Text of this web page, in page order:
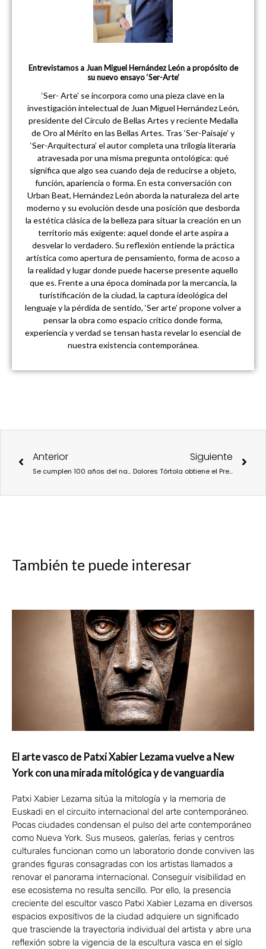
Entrevistamos a Juan Miguel Hernández León a propósito de
su nuevo ensayo ‘Ser-Arte’
‘Ser- Arte’ se incorpora como una pieza clave en la
investigación intelectual de Juan Miguel Hernández León,
presidente del Círculo de Bellas Artes y reciente Medalla
de Oro al Mérito en las Bellas Artes. Tras ‘Ser-Paisaje’ y
‘Ser-Arquitectura’ el autor completa una trilogía literaria
atravesada por una misma pregunta ontológica: qué
significa que algo sea cuando deja de reducirse a objeto,
función, apariencia o forma. En esta conversación con
Urban Beat, Hernández León aborda la naturaleza del arte
moderno y su evolución desde una posición que desborda
la estética clásica de la belleza para situar la creación en un
territorio más exigente: aquel donde el arte aspira a
desvelar lo verdadero. Su reflexión entiende la práctica
artística como apertura de pensamiento, forma de acoso a
la realidad y lugar donde puede hacerse presente aquello
que es. Frente a una época dominada por la mercancía, la
turistificación de la ciudad, la captura ideológica del
lenguaje y la pérdida de sentido, ‘Ser arte’ propone volver a
pensar la obra como espacio crítico donde forma,
experiencia y verdad se tensan hasta revelar lo esencial de
nuestra existencia contemporánea.
Anterior
Se cumplen 100 años del natalicio de Truman Capote: “Soy drogadicto y homosexual. Soy un genio”
Siguiente
Dolores Tórtola obtiene el Premio Nacional de Poesía Joven 2024 con su obra “Los dioses destruidos”
También te puede interesar
El arte vasco de Patxi Xabier Lezama vuelve a New
York con una mirada mitológica y de vanguardia
Patxi Xabier Lezama sitúa la mitología y la memoria de
Euskadi en el circuito internacional del arte contemporáneo.
Pocas ciudades condensan el pulso del arte contemporáneo
como Nueva York. Sus museos, galerías, ferias y centros
culturales funcionan como un laboratorio donde conviven las
grandes figuras consagradas con los artistas llamados a
renovar el panorama internacional. Conseguir visibilidad en
ese ecosistema no resulta sencillo. Por ello, la presencia
creciente del escultor vasco Patxi Xabier Lezama en diversos
espacios expositivos de la ciudad adquiere un significado
que trasciende la trayectoria individual del artista y abre una
reflexión sobre la vigencia de la escultura vasca en el siglo